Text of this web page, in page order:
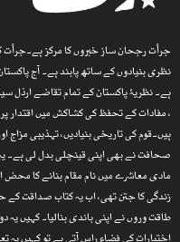
جرأت رجحان ساز خبروں کا مرکز ہے۔جرأت
نظری بنیادوں کے ساتھ پابند ہے۔ آج
ہے۔ نظریۂ پاکستان کے تمام تقاضے
، مفادات کے تحفظ کی کشاکش میں اقتدار
ہیں۔قوم کی تاریخی بنیادیں، تہذیبی
صحافت نے بھی اپنی قینچلی بدل لی ہے۔
مادی معاشرے میں نام مقام بنانے کا
زندگی کا جتن تھی، اب یہ کتاب صداقت
طاقت وروں نے اپنی باندی بنالیا۔ کہیں